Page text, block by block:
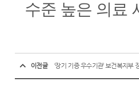
수준 높은 의료
이전글 ‘장기 기증 우수기관’ 보건복지부